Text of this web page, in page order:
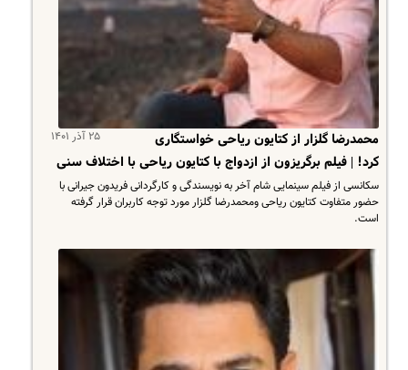
۲۵ آذر ۱۴۰۱
محمدرضا گلزار از کتایون ریاحی خواستگاری
کرد! | فیلم برگریزون از ازدواج با کتایون ریاحی با اختلاف سنی
سکانسی از فیلم سینمایی شام آخر به نویسندگی و کارگردانی فریدون جیرانی با
حضور متفاوت کتایون ریاحی ومحمدرضا گلزار مورد توجه کاربران قرار گرفته
است.